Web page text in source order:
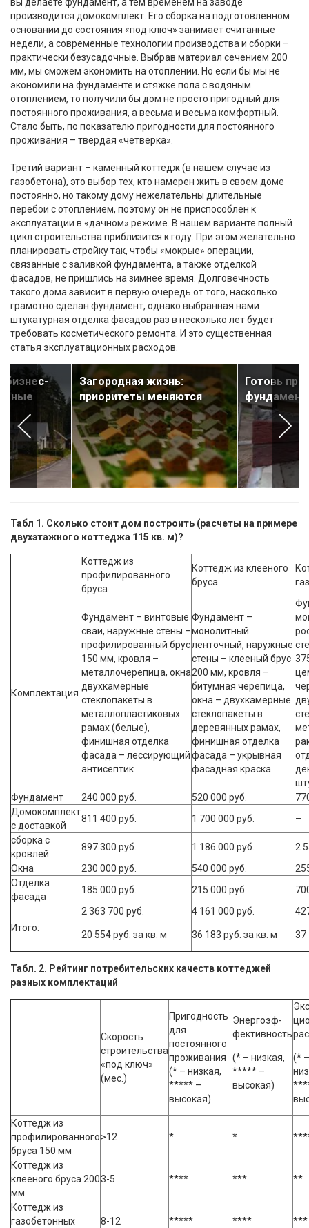
производится домокомплект. Его сборка на подготовленном
основании до состояния «под ключ» занимает считанные
недели, а современные технологии производства и сборки –
практически безусадочные. Выбрав материал сечением 200
мм, мы сможем экономить на отоплении. Но если бы мы не
экономили на фундаменте и стяжке пола с водяным
отоплением, то получили бы дом не просто пригодный для
постоянного проживания, а весьма и весьма комфортный.
Стало быть, по показателю пригодности для постоянного
проживания – твердая «четверка».
Третий вариант – каменный коттедж (в нашем случае из
газобетона), это выбор тех, кто намерен жить в своем доме
постоянно, но такому дому нежелательны длительные
перебои с отоплением, поэтому он не приспособлен к
эксплуатации в «дачном» режиме. В нашем варианте полный
цикл строительства приблизится к году. При этом желательно
планировать стройку так, чтобы «мокрые» операции,
связанные с заливкой фундамента, а также отделкой
фасадов, не пришлись на зимнее время. Долговечность
такого дома зависит в первую очередь от того, насколько
грамотно сделан фундамент, однако выбранная нами
штукатурная отделка фасадов раз в несколько лет будет
требовать косметического ремонта. И это существенная
статья эксплуатационных расходов.
бизнес-
Загородная жизнь:
приоритеты меняются
Готовь
фундамент
Табл 1. Сколько стоит дом построить (расчеты на примере
двухэтажного коттеджа 115 кв. м)?
Коттедж из
профилированного
бруса
Коттедж из клееного
бруса
Комплектация
Фундамент – винтовые
сваи, наружные стены –
профилированный брус
150 мм, кровля –
металлочерепица, окна
двухкамерные
стеклопакеты в
металлопластиковых
рамах (белые),
финишная отделка
фасада – лессирующий
антисептик
Фундамент –
монолитный
ленточный, наружные
стены – клееный брус
200 мм, кровля –
битумная черепица,
окна – двухкамерные
стеклопакеты в
деревянных рамах,
финишная отделка
фасада – укрывная
фасадная краска
Фундамент
240 000 руб. 520 000 руб.
Домокомплект
с доставкой
811 400 руб. 1 700 000 руб.
–
сборка с
кровлей
897 300 руб. 1 186 000 руб.
2
Окна
230 000 руб. 540 000 руб.
Отделка
фасада
185 000 руб. 215 000 руб.
Итого:
2 363 700 руб.
20 554 руб. за кв. м
4 161 000 руб.
36 183 руб. за кв. м 37
Табл. 2. Рейтинг потребительских качеств коттеджей
разных комплектаций
Скорость
строительства
«под ключ»
(мес.)
Пригодность
для
постоянного
проживания
(* – низкая,
***** –
высокая)
Энергоэф-
фективность
(* – низкая,
***** –
высокая)
(* –
Коттедж из
профилированного
бруса 150 мм
>12 * *
Коттедж из
клееного бруса 200
мм
3-5 **** *** **
Коттедж из
газобетонных
8-12 ***** **** ***